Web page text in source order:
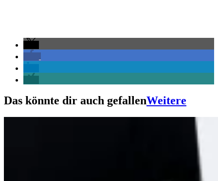
Das könnte dir auch gefallenWeitere